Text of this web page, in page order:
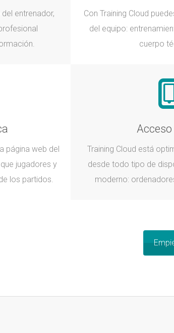
entrenador,
Con Training Cloud
del equipo:
cuerpo
página web del
jugadores y
los partidos.
Training Cloud está
desde todo tipo de
moderno: